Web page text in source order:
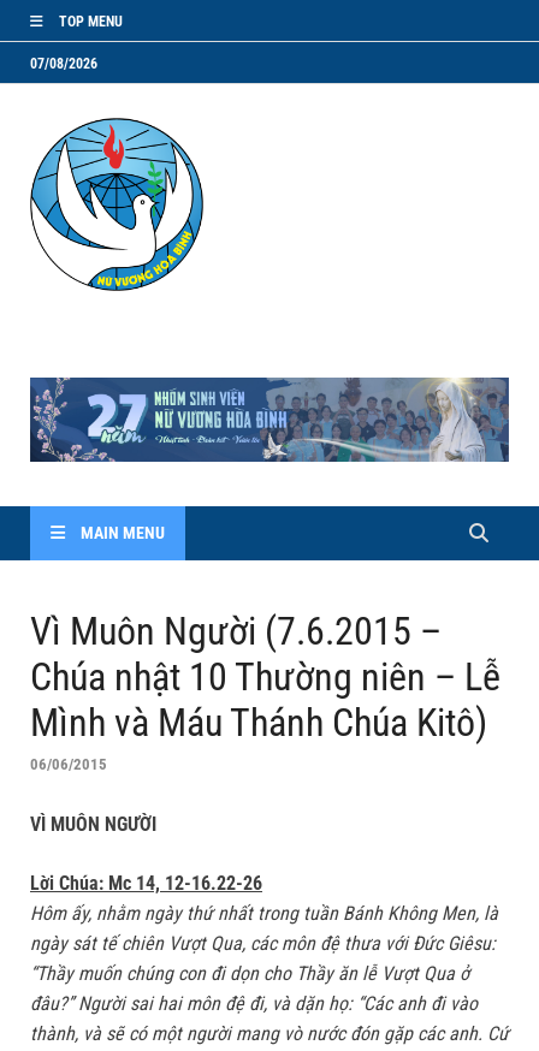
TOP MENU
07/08/2026
MAIN MENU
Vì Muôn Người (7.6.2015 –
Chúa nhật 10 Thường niên – Lễ
Mình và Máu Thánh Chúa Kitô)
06/06/2015
VÌ MUÔN NGƯỜI
Lời Chúa: Mc 14, 12-16.22-26
Hôm ấy, nhằm ngày thứ nhất trong tuần Bánh Không Men, là
ngày sát tế chiên Vượt Qua, các môn đệ thưa với Ðức Giêsu:
“Thầy muốn chúng con đi dọn cho Thầy ăn lễ Vượt Qua ở
đâu?” Người sai hai môn đệ đi, và dặn họ: “Các anh đi vào
thành, và sẽ có một người mang vò nước đón gặp các anh. Cứ